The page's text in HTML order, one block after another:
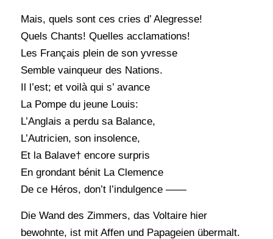
Mais, quels sont ces cries d’ Alegresse!
Quels Chants! Quelles acclamations!
Les Français plein de son yvresse
Semble vainqueur des Nations.
Il l’est; et voilà qui s’ avance
La Pompe du jeune Louis:
L’Anglais a perdu sa Balance,
L’Autricien, son insolence,
Et la Balave† encore surpris
En grondant bénit La Clemence
De ce Héros, don’t l’indulgence ——
Die Wand des Zimmers, das Voltaire hier
bewohnte, ist mit Affen und Papageien übermalt.